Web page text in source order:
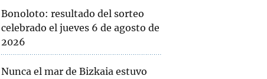
Bonoloto: resultado del sorteo
celebrado el jueves 6 de agosto de
2026
Nunca el mar de Bizkaia estuvo